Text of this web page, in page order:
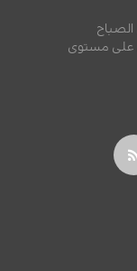
على مستوى